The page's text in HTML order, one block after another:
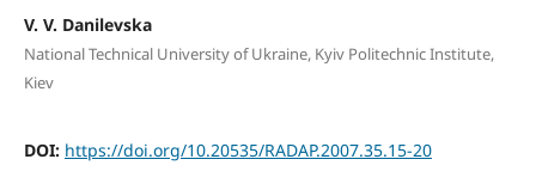
V. V. Danilevska
National Technical University of Ukraine, Kyiv Politechnic Institute,
Kiev
DOI: https://doi.org/10.20535/RADAP.2007.35.15-20